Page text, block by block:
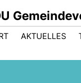
AKTUELLES